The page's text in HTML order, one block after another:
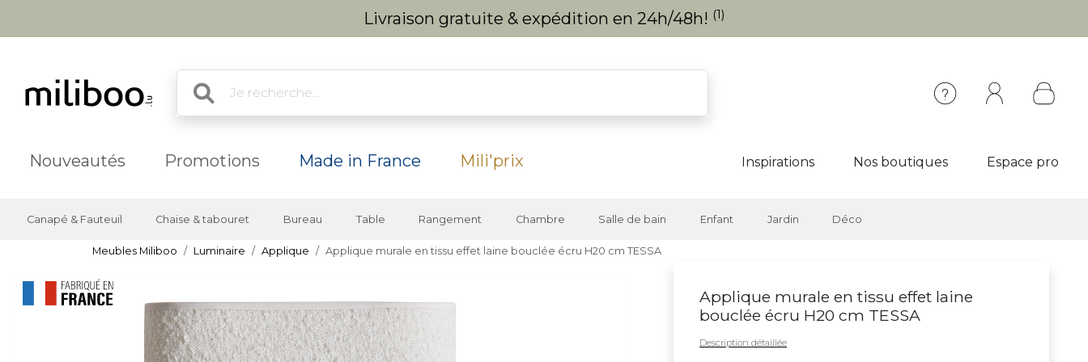
Livraison gratuite & expédition en 24h/48h! (1)
Nouveautés Promotions Made in France Mili'prix Inspirations Nos boutiques Espace pro
Canapé & Fauteuil Chaise & tabouret Bureau Table Rangement Chambre Salle de bain Enfant Jardin Déco
Meubles Miliboo Luminaire Applique Applique murale en tissu effet laine bouclée écru H20 cm TESSA
Applique murale en tissu effet laine
bouclée écru H20 cm TESSA
Description détaillée